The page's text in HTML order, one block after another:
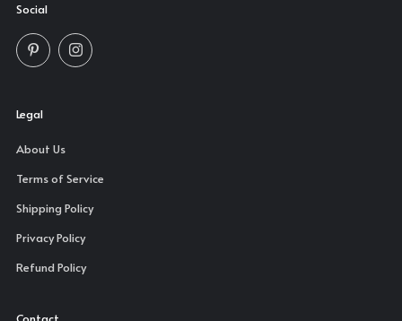
Social
PinterestInstagram
Legal
About Us
Terms of Service
Shipping Policy
Privacy Policy
Refund Policy